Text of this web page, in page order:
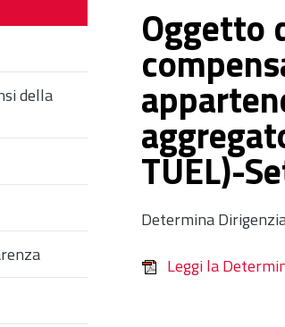
della
Oggetto
TUEL)-
Determina
Leggi la